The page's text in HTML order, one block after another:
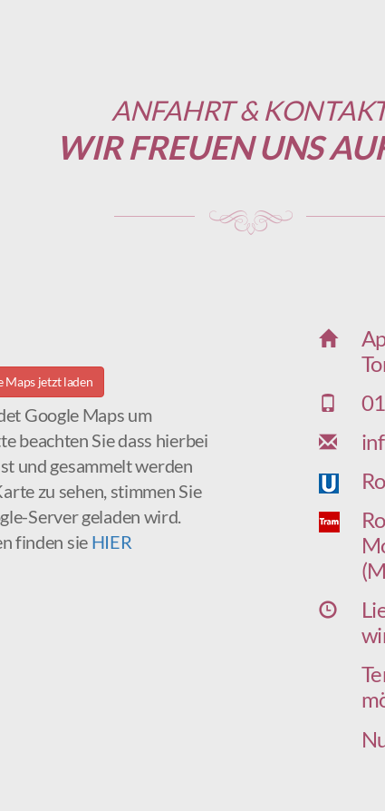
ANFAHRT &
WIR FREUEN UNS
Maps jetzt laden
Google Maps um
beachten Sie dass hierbei
und gesammelt werden
zu sehen, stimmen Sie
Server geladen wird.
finden sie HIER